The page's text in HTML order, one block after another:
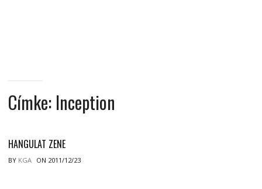
Címke: Inception
HANGULAT ZENE
BY KGA ON 2011/12/23